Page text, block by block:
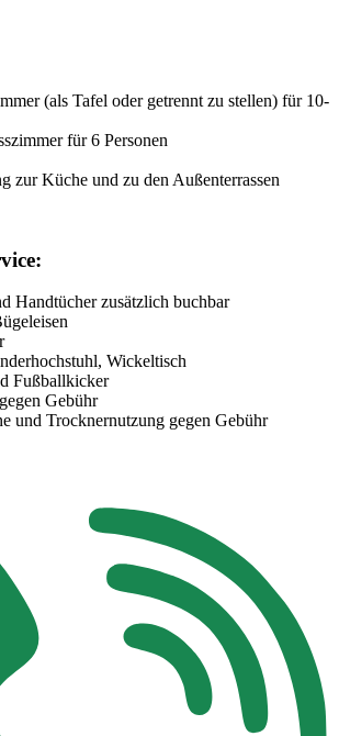
(als Tafel oder getrennt zu stellen) für 10-
für 6 Personen
zur Küche und zu den Außenterrassen
Handtücher zusätzlich buchbar
Wickeltisch
Fußballkicker
Gebühr
und Trocknernutzung gegen Gebühr